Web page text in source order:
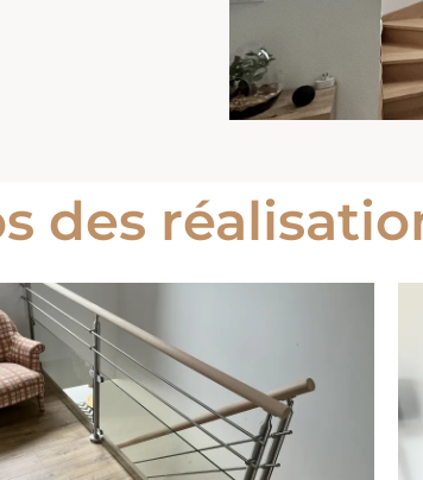
des